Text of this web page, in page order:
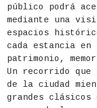
público podrá
mediante una
espacios
cada estancia en
patrimonio,
Un recorrido
de la ciudad
grandes